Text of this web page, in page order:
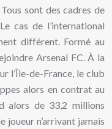
sont des cadres de
cas de l’international
différent. Formé au
Arsenal FC. À la
l’Île-de-France, le club
alors en contrat au
alors de 33,2 millions
joueur n’arrivant jamais